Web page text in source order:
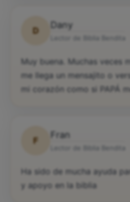
D
Dany
Muy buena. Muchas veces
me llega un mensajito o
mi corazón como si PAPÁ
F
Fran
Ha sido de mucha ayuda
y apoyo en la biblia